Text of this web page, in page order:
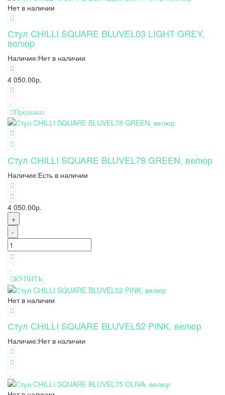
Нет в наличии
Стул CHILLI SQUARE BLUVEL03 LIGHT GREY,
велюр
Наличие:Нет в наличии
4 050.00р.
Предзаказ
Стул CHILLI SQUARE BLUVEL78 GREEN, велюр
Наличие:Есть в наличии
4 050.00р.
+
-
КУПИТЬ
Нет в наличии
Стул CHILLI SQUARE BLUVEL52 PINK, велюр
Наличие:Нет в наличии